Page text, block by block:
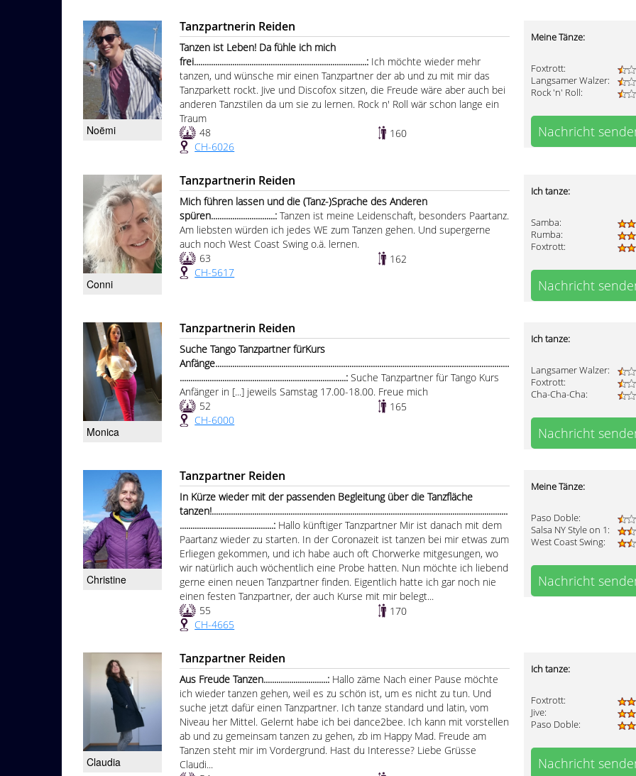
Noëmi
Tanzpartnerin Reiden
Tanzen ist Leben! Da fühle ich mich
frei.................................................................................: Ich möchte wieder mehr
tanzen, und wünsche mir einen Tanzpartner der ab und zu mit mir das
Tanzparkett rockt. Jive und Discofox sitzen, die Freude wäre aber auch bei
anderen Tanzstilen da um sie zu lernen. Rock n' Roll wär schon lange ein
Traum
48
160
CH-6026
Meine Tänze:
Foxtrott:
Langsamer Walzer:
Rock 'n' Roll:
Nachricht
Conni
Tanzpartnerin Reiden
Mich führen lassen und die (Tanz-)Sprache des Anderen
spüren..............................:Tanzen ist meine Leidenschaft, besonders Paartanz.
Am liebsten würden ich jedes WE zum Tanzen gehen. Und supergerne
auch noch West Coast Swing o.ä. lernen.
63
162
CH-5617
Ich tanze:
Samba:
Rumba:
Foxtrott:
Nachricht
Monica
Tanzpartnerin Reiden
Suche Tango Tanzpartner fürKurs
Anfänge..........................................................................................................................................
..............................................................................:Suche Tanzpartner für Tango Kurs
Anfänger in [...] jeweils Samstag 17.00-18.00. Freue mich
52
165
CH-6000
Ich tanze:
Langsamer Walzer:
Foxtrott:
Cha-Cha-Cha:
Nachricht
Christine
Tanzpartner Reiden
In Kürze wieder mit der passenden Begleitung über die Tanzfläche
tanzen!...........................................................................................................................................
............................................: Hallo künftiger Tanzpartner Mir ist danach mit dem
Paartanz wieder zu starten. In der Coronazeit ist tanzen bei mir etwas zum
Erliegen gekommen, und ich habe auch oft Chorwerke mitgesungen, wo
wir natürlich auch wöchentlich eine Probe hatten. Nun möchte ich liebend
gerne einen neuen Tanzpartner finden. Eigentlich hatte ich gar noch nie
einen festen Tanzpartner, der auch Kurse mit mir belegt...
55
170
CH-4665
Meine Tänze:
Paso Doble:
Salsa NY Style on 1:
West Coast Swing:
Nachricht
Claudia
Tanzpartner Reiden
Aus Freude Tanzen..............................: Hallo zäme Nach einer Pause möchte
ich wieder tanzen gehen, weil es zu schön ist, um es nicht zu tun. Und
suche jetzt dafür einen Tanzpartner. Ich tanze standard und latin, vom
Niveau her Mittel. Gelernt habe ich bei dance2bee. Ich kann mit vorstellen
ab und zu gemeinsam tanzen zu gehen, zb im Happy Mad. Freude am
Tanzen steht mir im Vordergrund. Hast du Interesse? Liebe Grüsse
Claudi...
Ich tanze:
Foxtrott:
Jive:
Paso Doble:
Nachricht